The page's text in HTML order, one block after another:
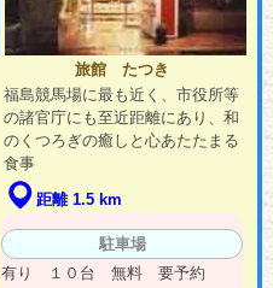
旅館 たつき
福島競馬場に最も近く、市役所等
の諸官庁にも至近距離にあり、和
のくつろぎの癒しと心あたたまる
食事
距離 1.5 km
駐車場
有り １０台 無料 要予約